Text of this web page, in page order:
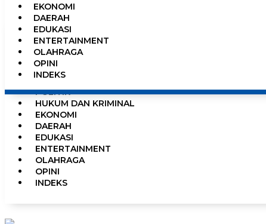
0%
HOME
NEWS
PEMERINTAHAN
POLITIK
HUKUM DAN KRIMINAL
EKONOMI
DAERAH
EDUKASI
ENTERTAINMENT
OLAHRAGA
OPINI
INDEKS
EKONOMI
DAERAH
EDUKASI
ENTERTAINMENT
OLAHRAGA
OPINI
INDEKS